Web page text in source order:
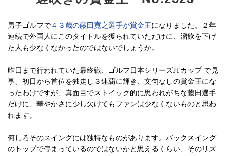
男子ゴルフで ４３歳の藤田寛之選手が賞金王になりました。２年
連続で外国人にこのタイトルを獲られていただけに、溜飲を下げ
た人も少なくなかったのではないでしょうか。
昨日まで行われていた最終戦、ゴルフ日本シリーズJTカップ で見
事、初日から首位を独走し３連覇に輝き、文句なしの賞金王にな
ったわけですが、真面目でストイック的に思われがちな藤田選手
だけに、華やかさに少し欠けてもファンは少なくないものと思わ
れます。
何しろそのスイングには独特なものがあります。バックスイング
のトップで停まっているのではないかと思えるくらい、そのリズ